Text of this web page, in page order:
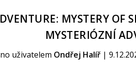
MYSTERY OF
MYSTERIÓZNÍ
uživatelem Ondřej Halíř |